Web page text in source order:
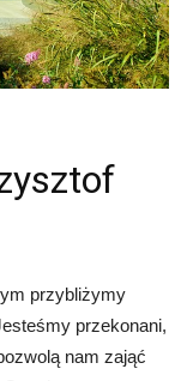
przybliżymy
przekonani,
nam zająć